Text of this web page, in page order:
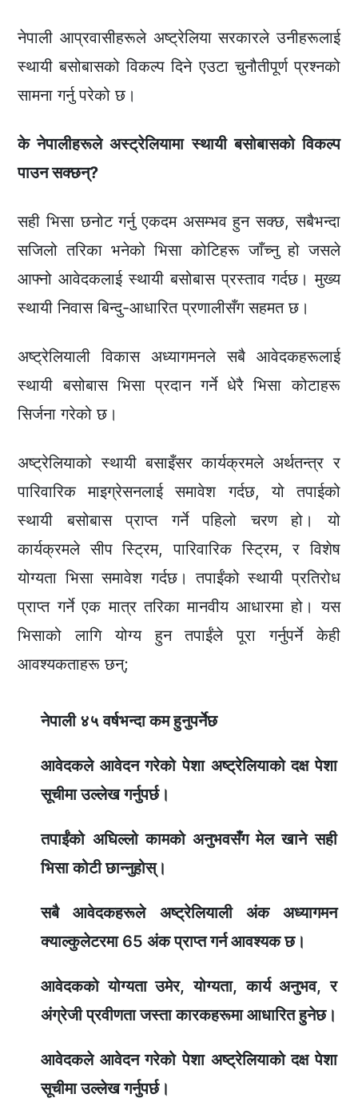
नेपाली आप्रवासीहरूले अष्ट्रेलिया सरकारले उनीहरूलाई
स्थायी बसोबासको विकल्प दिने एउटा चुनौतीपूर्ण प्रश्नको
सामना गर्नु परेको छ।
के नेपालीहरूले अस्ट्रेलियामा स्थायी बसोबासको विकल्प
पाउन सक्छन्?
सही भिसा छनोट गर्नु एकदम असम्भव हुन सक्छ, सबैभन्दा
सजिलो तरिका भनेको भिसा कोटिहरू जाँच्नु हो जसले
आफ्नो आवेदकलाई स्थायी बसोबास प्रस्ताव गर्दछ। मुख्य
स्थायी निवास बिन्दु-आधारित प्रणालीसँग सहमत छ।
अष्ट्रेलियाली विकास अध्यागमनले सबै आवेदकहरूलाई
स्थायी बसोबास भिसा प्रदान गर्ने धेरै भिसा कोटाहरू
सिर्जना गरेको छ।
अष्ट्रेलियाको स्थायी बसाइँसर कार्यक्रमले अर्थतन्त्र र
पारिवारिक माइग्रेसनलाई समावेश गर्दछ, यो तपाईको
स्थायी बसोबास प्राप्त गर्ने पहिलो चरण हो। यो
कार्यक्रमले सीप स्ट्रिम, पारिवारिक स्ट्रिम, र विशेष
योग्यता भिसा समावेश गर्दछ। तपाईंको स्थायी प्रतिरोध
प्राप्त गर्ने एक मात्र तरिका मानवीय आधारमा हो। यस
भिसाको लागि योग्य हुन तपाईंले पूरा गर्नुपर्ने केही
आवश्यकताहरू छन्;
नेपाली ४५ वर्षभन्दा कम हुनुपर्नेछ
आवेदकले आवेदन गरेको पेशा अष्ट्रेलियाको दक्ष पेशा
सूचीमा उल्लेख गर्नुपर्छ।
तपाईंको अघिल्लो कामको अनुभवसँग मेल खाने सही
भिसा कोटी छान्नुहोस्।
सबै आवेदकहरूले अष्ट्रेलियाली अंक अध्यागमन
क्याल्कुलेटरमा 65 अंक प्राप्त गर्न आवश्यक छ।
आवेदकको योग्यता उमेर, योग्यता, कार्य अनुभव, र
अंग्रेजी प्रवीणता जस्ता कारकहरूमा आधारित हुनेछ।
आवेदकले आवेदन गरेको पेशा अष्ट्रेलियाको दक्ष पेशा
सूचीमा उल्लेख गर्नुपर्छ।